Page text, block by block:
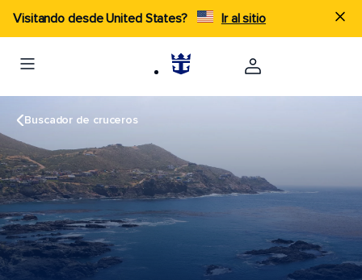
Visitando desde United States? Ir al sitio
Buscador de cruceros